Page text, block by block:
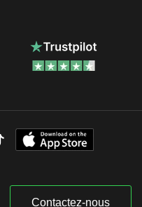
Contactez-nous